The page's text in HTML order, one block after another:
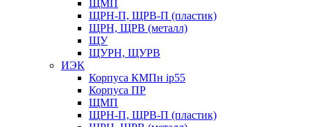
ЩМП
ЩРН-П, ЩРВ-П (пластик)
ЩРН, ЩРВ (металл)
ЩУ
ЩУРН, ЩУРВ
ИЭК
Корпуса КМПн ip55
Корпуса ПР
ЩМП
ЩРН-П, ЩРВ-П (пластик)